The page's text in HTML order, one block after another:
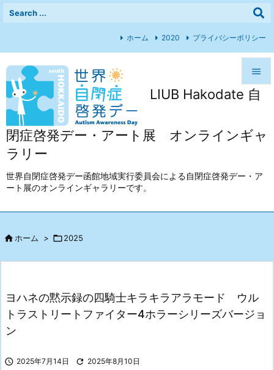
LIUB Hakodate 自
閉症啓発デー・アート展 オンラインギャ
ラリー
世界自閉症啓発デー函館地域実行委員会による自閉症啓発デー・ア
ート展のオンラインギャラリーです。



前へ
次へ
ホーム 2020 プライバシーポリシー
ホーム > 2025
ヨハネの黙示録の四騎士キラキラアラモード ウル
トラストリートファイター4ホラーシリーズバージョ
ン
 2025年7月14日  2025年8月10日